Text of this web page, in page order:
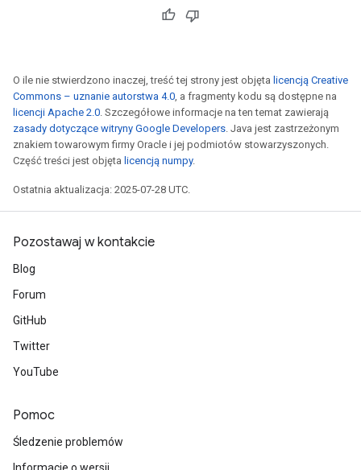
O ile nie stwierdzono inaczej, treść tej strony jest objęta licencją Creative
Commons – uznanie autorstwa 4.0, a fragmenty kodu są dostępne na
licencji Apache 2.0. Szczegółowe informacje na ten temat zawierają
zasady dotyczące witryny Google Developers. Java jest zastrzeżonym
znakiem towarowym firmy Oracle i jej podmiotów stowarzyszonych.
Część treści jest objęta licencją numpy.
Ostatnia aktualizacja: 2025-07-28 UTC.
Pozostawaj w kontakcie
Blog
Forum
GitHub
Twitter
YouTube
Pomoc
Śledzenie problemów